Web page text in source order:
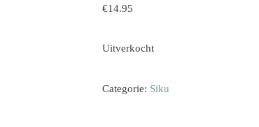
€14.95
Uitverkocht
Categorie: Siku